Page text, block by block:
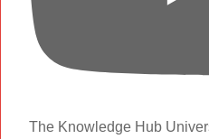
The Knowledge Hub